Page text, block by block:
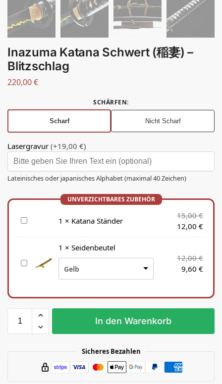
Inazuma Katana Schwert (稲妻) –
Blitzschlag
220,00€
SCHÄRFEN:
Scharf Nicht Scharf
Lasergravur (+19,00 €)
Lateinisches oder japanisches Alphabet (maximal 40 Zeichen)
K
n
t
ä
n
1 × Katana Ständer
15,00€
12,00 €
S
d
e
n
1 × Seidenbeutel
Gelb
12,00€
9,60 €
In den Warenkorb
Sicheres Bezahlen